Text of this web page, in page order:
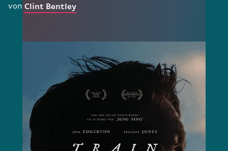
von Clint Bentley